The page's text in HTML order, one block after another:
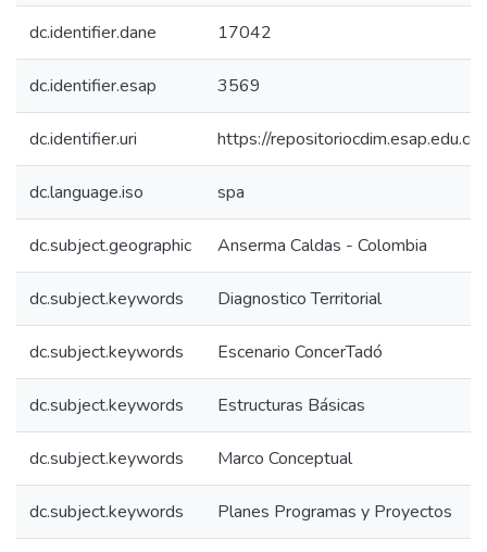
dc.identifier.dane 17042
dc.identifier.esap 3569
dc.identifier.uri https://
dc.language.iso spa
dc.subject.geographic Anserma Caldas - Colombia
dc.subject.keywords Diagnostico Territorial
dc.subject.keywords Escenario ConcerTadó
dc.subject.keywords Estructuras Básicas
dc.subject.keywords Marco Conceptual
dc.subject.keywords Planes Programas y Proyectos